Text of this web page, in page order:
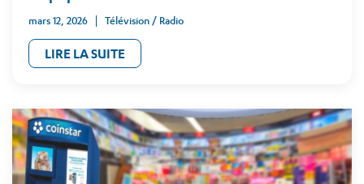
mars 12, 2026 Télévision / Radio
LIRE LA SUITE